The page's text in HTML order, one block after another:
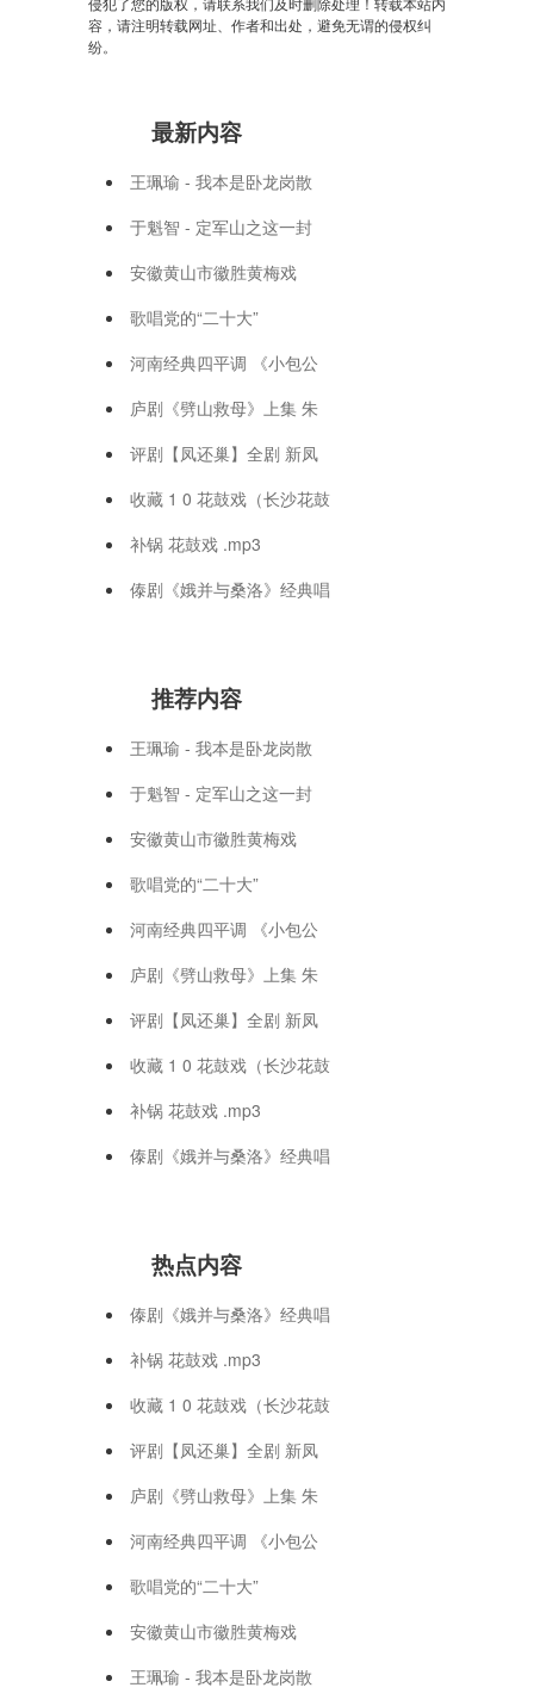
容，请注明转载网址、作者和出处，避免无谓的侵权纠
纷。
最新内容
王珮瑜 - 我本是卧龙岗散
于魁智 - 定军山之这一封
安徽黄山市徽胜黄梅戏
歌唱党的“二十大”
河南经典四平调 《小包公
庐剧《劈山救母》上集 朱
评剧【凤还巢】全剧 新凤
收藏 1 0 花鼓戏（长沙花鼓
补锅 花鼓戏 .mp3
傣剧《娥并与桑洛》经典唱
推荐内容
王珮瑜 - 我本是卧龙岗散
于魁智 - 定军山之这一封
安徽黄山市徽胜黄梅戏
歌唱党的“二十大”
河南经典四平调 《小包公
庐剧《劈山救母》上集 朱
评剧【凤还巢】全剧 新凤
收藏 1 0 花鼓戏（长沙花鼓
补锅 花鼓戏 .mp3
傣剧《娥并与桑洛》经典唱
热点内容
傣剧《娥并与桑洛》经典唱
补锅 花鼓戏 .mp3
收藏 1 0 花鼓戏（长沙花鼓
评剧【凤还巢】全剧 新凤
庐剧《劈山救母》上集 朱
河南经典四平调 《小包公
歌唱党的“二十大”
安徽黄山市徽胜黄梅戏
王珮瑜 - 我本是卧龙岗散